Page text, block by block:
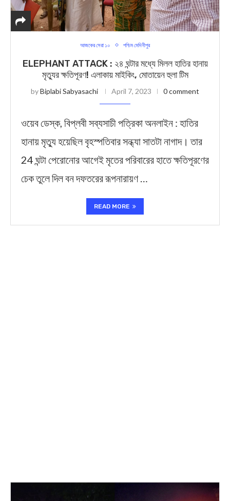
আজকের সেরা ১০ পশ্চিম মেদিনীপুর
ELEPHANT ATTACK : ২৪ ঘন্টার মধ্যে মিলল হাতির হানায়
মৃত্যুর ক্ষতিপূরণ! এলাকায় মাইকিং, মোতায়েন হুলা টিম
byBiplabi Sabyasachi April 7, 2023 0 comment
ওয়েব ডেস্ক, বিপ্লবী সব্যসাচী পত্রিকা অনলাইন : হাতির
হানায় মৃত্যু হয়েছিল বৃহস্পতিবার সন্ধ্যা সাতটা নাগাদ। তার
24 ঘন্টা পেরোনোর আগেই মৃতের পরিবারের হাতে ক্ষতিপূরণের
চেক তুলে দিল বন দফতরের রূপনারায়ণ …
READ MORE